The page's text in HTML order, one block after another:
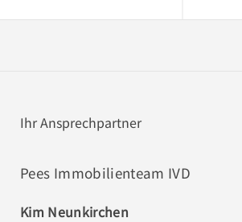
Ihr Ansprechpartner
Pees Immobilienteam IVD
Kim Neunkirchen